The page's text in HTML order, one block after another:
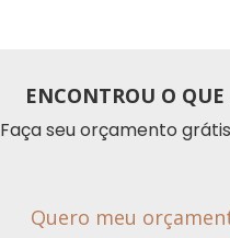
ENCONTROU O QUE
Faça seu orçamento
Quero meu